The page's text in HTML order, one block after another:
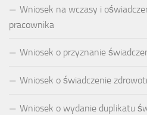
Wniosek na wczasy i
pracownika
Wniosek o przyznanie
Wniosek o świadczenie
Wniosek o wydanie duplikatu